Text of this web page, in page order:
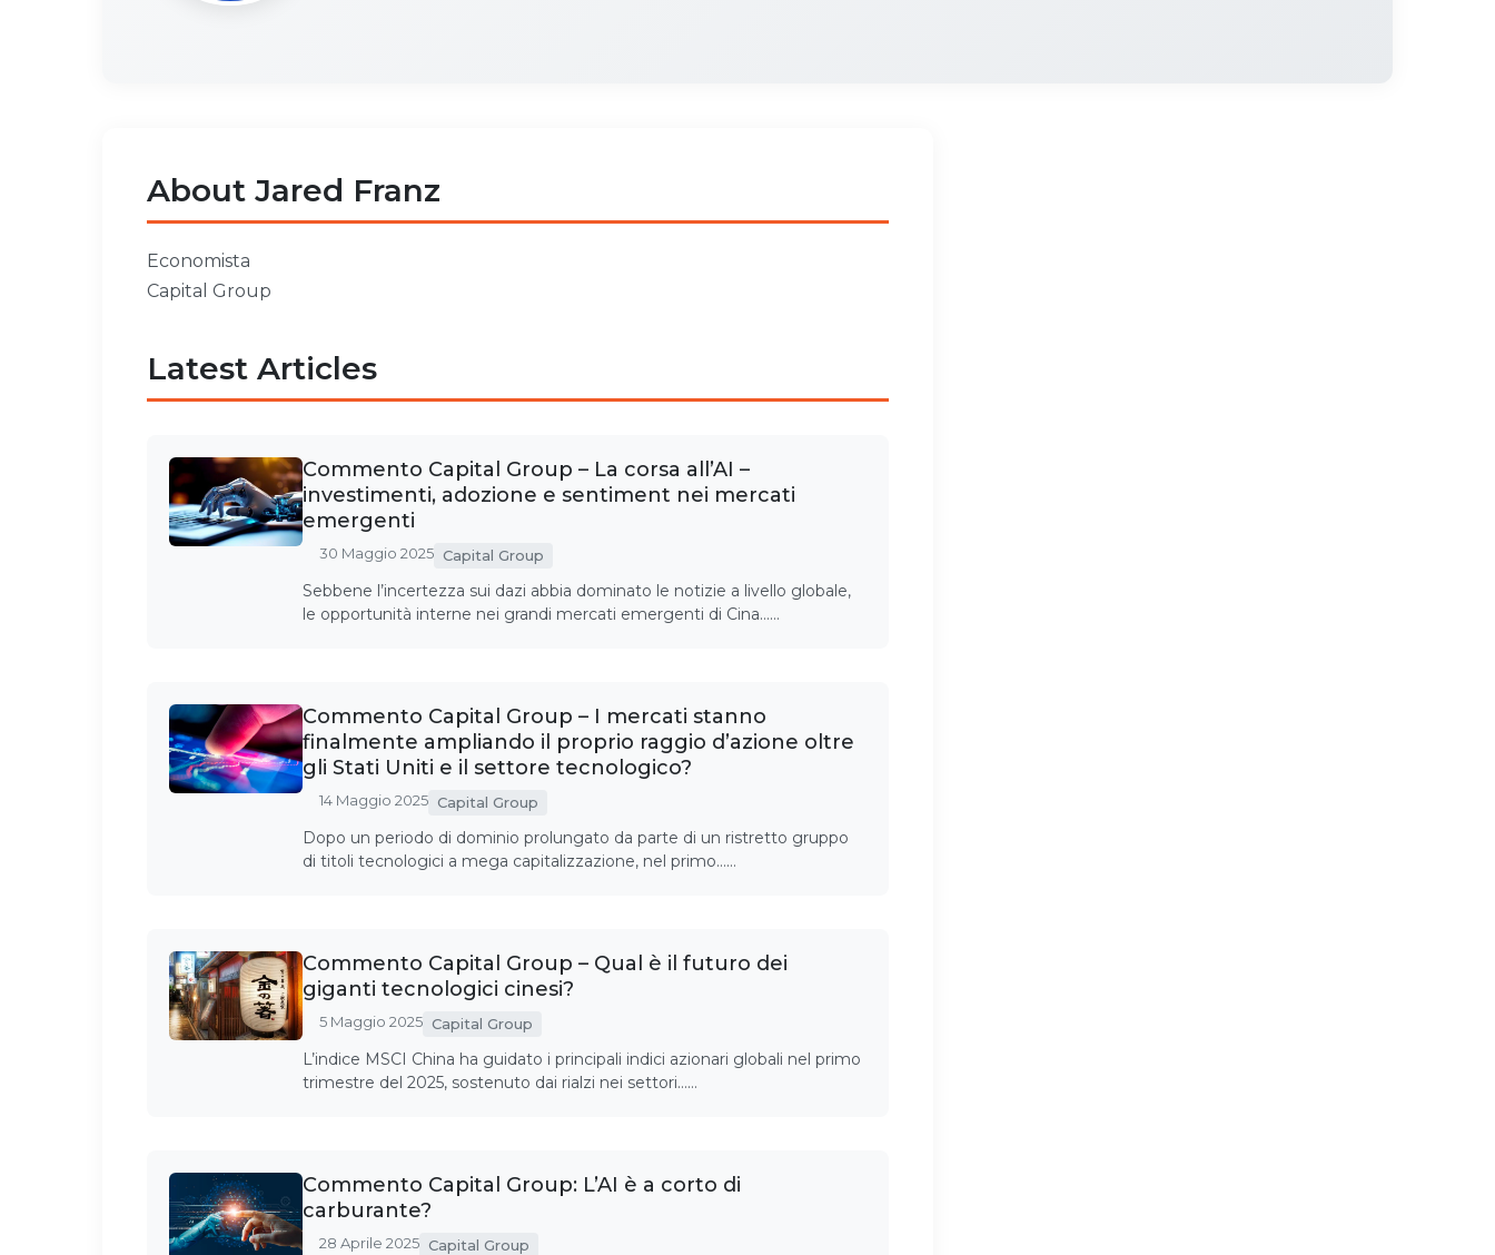
About Jared Franz
Economista
Capital Group
Latest Articles
Commento Capital Group – La corsa all’AI –
investimenti, adozione e sentiment nei mercati
emergenti
30 Maggio 2025 Capital Group
Sebbene l’incertezza sui dazi abbia dominato le notizie a livello globale,
le opportunità interne nei grandi mercati emergenti di Cina……
Commento Capital Group – I mercati stanno
finalmente ampliando il proprio raggio d’azione oltre
gli Stati Uniti e il settore tecnologico?
14 Maggio 2025 Capital Group
Dopo un periodo di dominio prolungato da parte di un ristretto gruppo
di titoli tecnologici a mega capitalizzazione, nel primo……
Commento Capital Group – Qual è il futuro dei
giganti tecnologici cinesi?
5 Maggio 2025 Capital Group
L’indice MSCI China ha guidato i principali indici azionari globali nel primo
trimestre del 2025, sostenuto dai rialzi nei settori……
Commento Capital Group: L’AI è a corto di
carburante?
28 Aprile 2025 Capital Group